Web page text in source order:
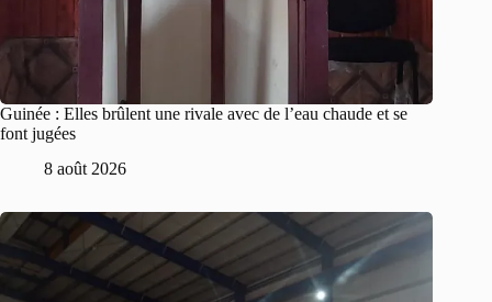
Guinée : Elles brûlent une rivale avec de l’eau chaude et se
font jugées
8 août 2026